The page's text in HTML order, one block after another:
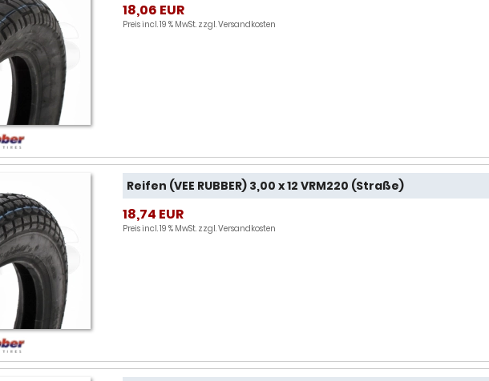
18,06 EUR
Preis incl. 19 % MwSt. zzgl.Versandkosten
Reifen (VEE RUBBER) 3,00 x 12 VRM220 (Straße)
18,74 EUR
Preis incl. 19 % MwSt. zzgl.Versandkosten